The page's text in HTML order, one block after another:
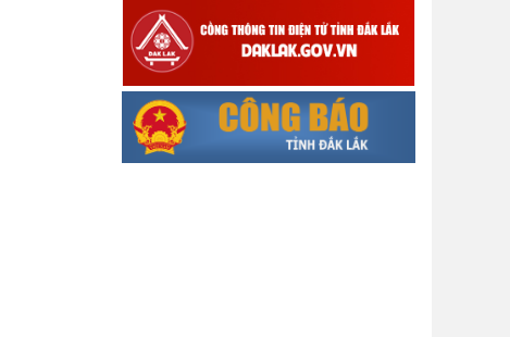
phạm pháp luật quy định về thành
lập, tổ chức và hoạt động của tổ
chức phối hợp liên ngành
Thông báo về việc tải biểu mẫu
báo cáo kết quả 06 năm thực hiện
Nghị quyết số 18-NQ/TW và Nghị
quyết số 19-NQ/TW